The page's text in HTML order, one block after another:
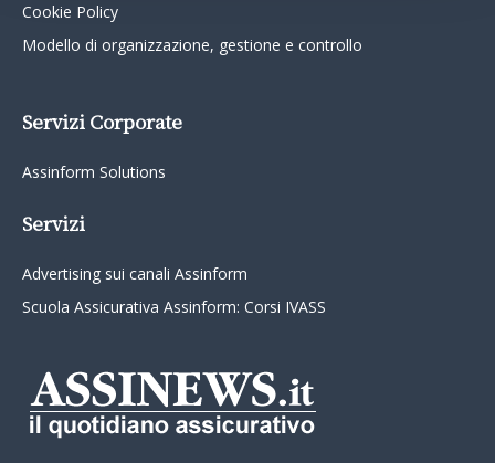
Cookie Policy
Modello di organizzazione, gestione e controllo
Servizi Corporate
Assinform Solutions
Servizi
Advertising sui canali Assinform
Scuola Assicurativa Assinform: Corsi IVASS